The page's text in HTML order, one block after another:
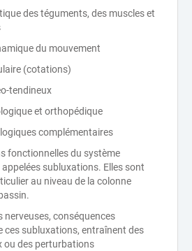
des téguments, des muscles et
du mouvement
(cotations)
tendineux
et orthopédique
complémentaires
fonctionnelles du système
subluxations. Elles sont
au niveau de la colonne
nerveuses, conséquences
ces subluxations, entraînent des
ou des perturbations